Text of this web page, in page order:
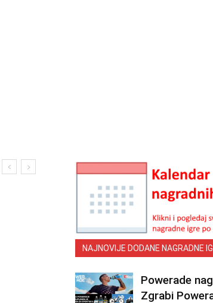
NAJNOVIJE DODANE NAGRADNE
Powerade
Zgrabi